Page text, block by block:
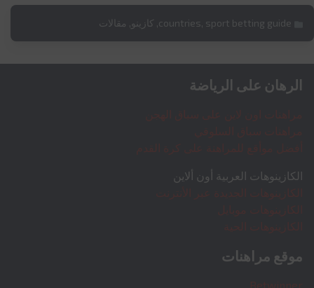
countries sport betting guide كازينو مقالات
الرهان على الرياضة
الكازينوهات العربية أون ألاين
موقع مراهنات